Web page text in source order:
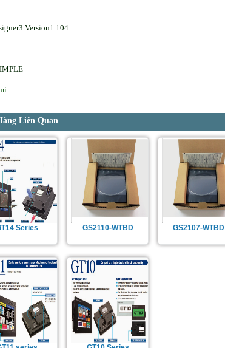
Version1.104
Liên Quan
Series GS2110-WTBD GS2107-WTBD